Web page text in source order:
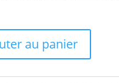
au panier